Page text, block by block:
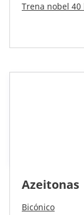
Trena nobel 40
Azeitonas
Bicónico